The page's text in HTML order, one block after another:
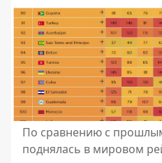
По сравнению с
поднялась в мировом